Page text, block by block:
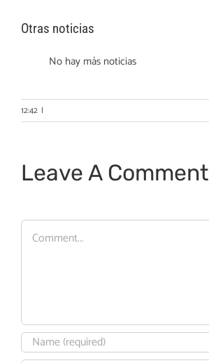
Otras noticias
No hay más noticias
12:42 |
Leave A Comment
Comment